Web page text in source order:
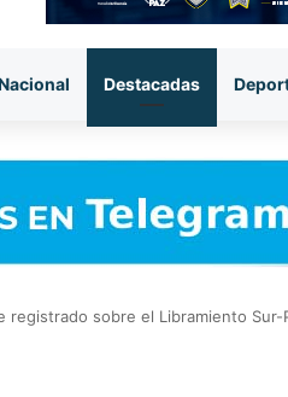
Destacadas
sobre el Libramiento